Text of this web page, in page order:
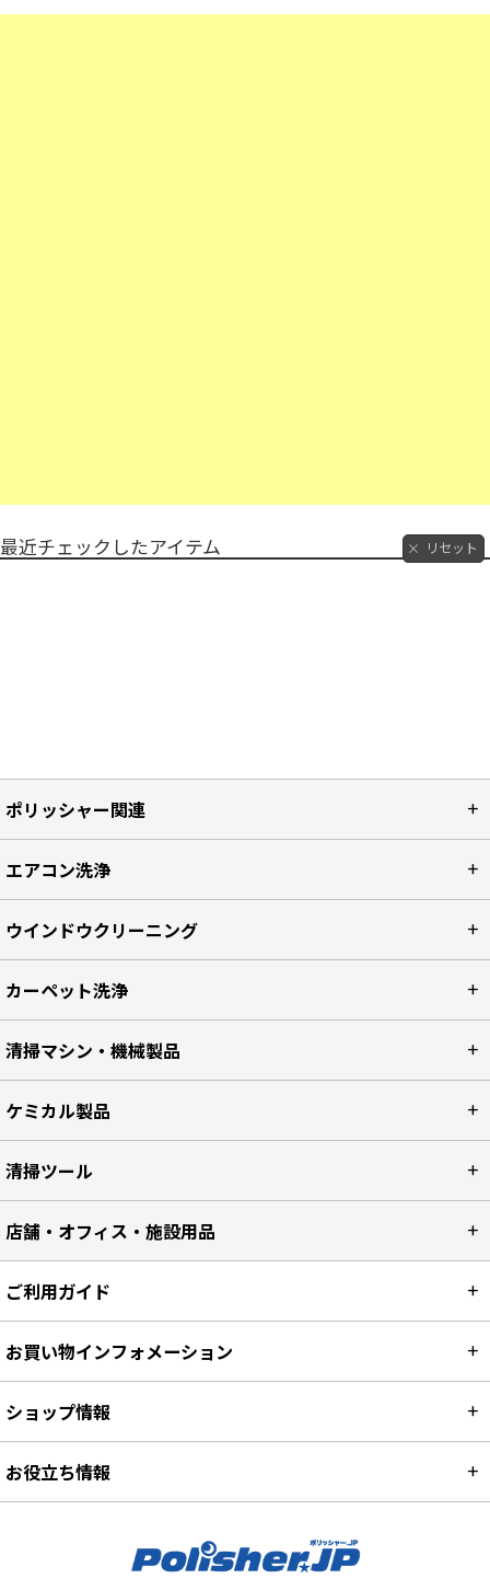
最近チェックしたアイテム リセット
ポリッシャー関連
エアコン洗浄
ウインドウクリーニング
カーペット洗浄
清掃マシン・機械製品
ケミカル製品
清掃ツール
店舗・オフィス・施設用品
ご利用ガイド
お買い物インフォメーション
ショップ情報
お役立ち情報